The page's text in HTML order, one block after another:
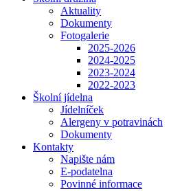
Aktuality
Dokumenty
Fotogalerie
2025-2026
2024-2025
2023-2024
2022-2023
Školní jídelna
Jídelníček
Alergeny v potravinách
Dokumenty
Kontakty
Napište nám
E-podatelna
Povinné informace